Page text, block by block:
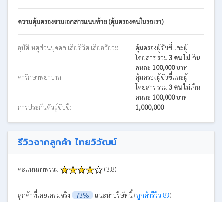
ความคุ้มครองตามเอกสารแนบท้าย (คุ้มครองคนในรถเรา)
อุบัติเหตุส่วนบุคคล เสียชีวิต เสียอวัยวะ:
คุ้มครองผู้ขับขี่และผู้
โดยสาร รวม 3 คนไม่เกิน
คนละ 100,000บาท
ค่ารักษาพยาบาล:
คุ้มครองผู้ขับขี่และผู้
โดยสาร รวม 3 คนไม่เกิน
คนละ 100,000บาท
การประกันตัวผู้ขับขี่:
1,000,000
รีวิวจากลูกค้า ไทยวิวัฒน์
คะแนนภาพรวม (3.8)
ลูกค้าที่เคยเคลมจริง 73% แนะนำบริษัทนี้(ลูกค้ารีวิว 83)